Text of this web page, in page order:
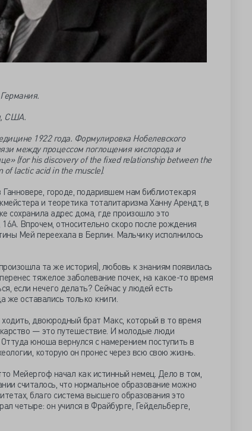
США.
1922 года. Формулировка Нобелевского
между процессом поглощения кислорода и
(for his discovery of the fixed relationship between the
of lactic acid in the muscle).
городе, подарившем нам библиотекаря
и теоретика тоталитаризма Ханну Арендт, в
сохранила адрес дома, где произошло это
Впрочем, относительно скоро после рождения
Мей переехала в Берлин. Мальчику исполнилось
та же история), любовь к знаниям появилась
тяжелое заболевание почек, на какое-то время
если нечего делать? Сейчас у людей есть
же оставались только книги.
двоюродный брат Макс, который в то время
— это путешествие. И молодые люди
юноша вернулся с намерением поступить в
которую он пронес через всю свою жизнь.
Мейергоф начал как истинный немец. Дело в том,
считалось, что нормальное образование можно
благо система высшего образования это
четыре: он учился в Фрайбурге, Гейдельберге,